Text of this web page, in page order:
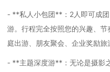
- **私人小包团**：2人即可成
游。行程完全按照您的兴趣、
庭出游、朋友聚会、企业奖励旅
- **主题深度游**：无论是摄影